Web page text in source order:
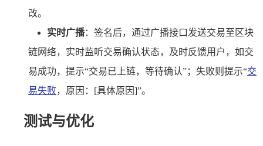
改。
实时广播：签名后，通过广播接口发送交易至区块
链网络，实时监听交易确认状态，及时反馈用户，如交
易成功，提示“交易已上链，等待确认”；失败则提示“交
易失败，原因：[具体原因]”。
测试与优化